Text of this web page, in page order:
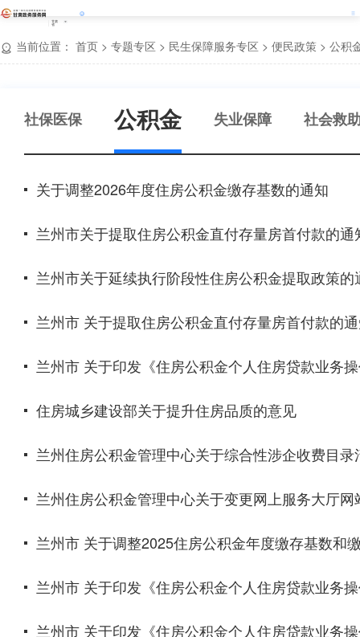
甘肃
省
当前位置： 首页 > 专题专区 > 民生保障服务专区 > 便民政策 > 公积
社保医保 公积金 失业保障 社会救
关于调整2026年度住房公积金缴存基数的通知
兰州市关于提取住房公积金直付存量房首付款的通
兰州市关于延续执行阶段性住房公积金提取政策的
兰州市 关于提取住房公积金直付存量房首付款的
兰州市 关于印发《住房公积金个人住房贷款业务
住房城乡建设部关于提升住房品质的意见
兰州住房公积金管理中心关于综合性涉企收费目录
兰州住房公积金管理中心关于变更网上服务大厅
兰州市 关于调整2025住房公积金年度缴存基数和
兰州市 关于印发《住房公积金个人住房贷款业务
兰州市 关于印发《住房公积金个人住房贷款业务